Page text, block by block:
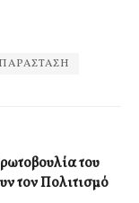
του
τον Πολιτισμό